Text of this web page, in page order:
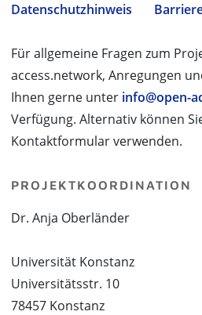
Datenschutzhinweis
Für allgemeine Fragen zum
access.network, Anregungen
Ihnen gerne unter info@open-
Verfügung. Alternativ können
Kontaktformular verwenden.
PROJEKTKOORDINATION
Dr. Anja Oberländer
Universität Konstanz
Universitätsstr. 10
78457 Konstanz